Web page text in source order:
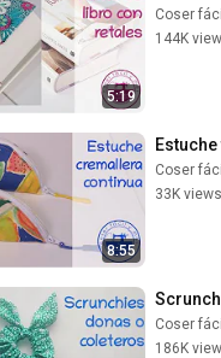
5:19
Coser
144K
8:55
Coser
33K views
Coser
186K